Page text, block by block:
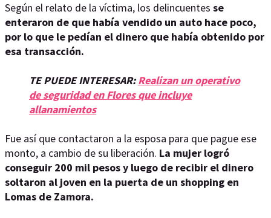
Según el relato de la víctima, los delincuentes se
enteraron de que había vendido un auto hace poco,
por lo que le pedían el dinero que había obtenido por
esa transacción.
TE PUEDE INTERESAR:Realizan un operativo
de seguridad en Flores que incluye
allanamientos
Fue así que contactaron a la esposa para que pague ese
monto, a cambio de su liberación. La mujer logró
conseguir 200 mil pesos y luego de recibir el dinero
soltaron al joven en la puerta de un shopping en
Lomas de Zamora.